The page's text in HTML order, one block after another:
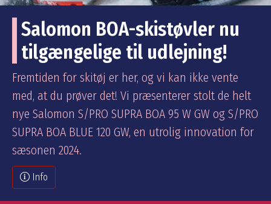
Salomon BOA-skistøvler nu
tilgængelige til udlejning!
Fremtiden for skitøj er her, og vi kan ikke vente
med, at du prøver det! Vi præsenterer stolt de helt
nye Salomon S/PRO SUPRA BOA 95 W GW og S/PRO
SUPRA BOA BLUE 120 GW, en utrolig innovation for
sæsonen 2024.
Info